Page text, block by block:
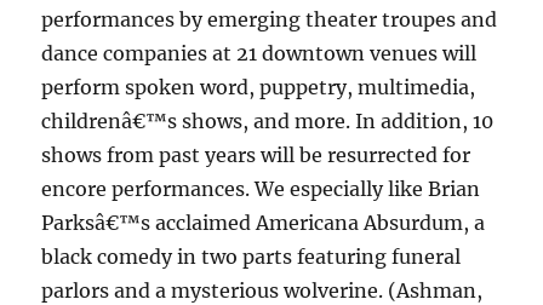
performances by emerging theater troupes and
dance companies at 21 downtown venues will
perform spoken word, puppetry, multimedia,
childrenâ€™s shows, and more. In addition, 10
shows from past years will be resurrected for
encore performances. We especially like Brian
Parksâ€™s acclaimed Americana Absurdum, a
black comedy in two parts featuring funeral
parlors and a mysterious wolverine. (Ashman,